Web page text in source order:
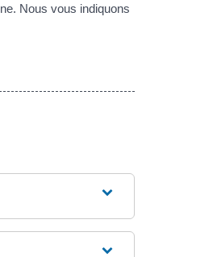
Nous vous indiquons